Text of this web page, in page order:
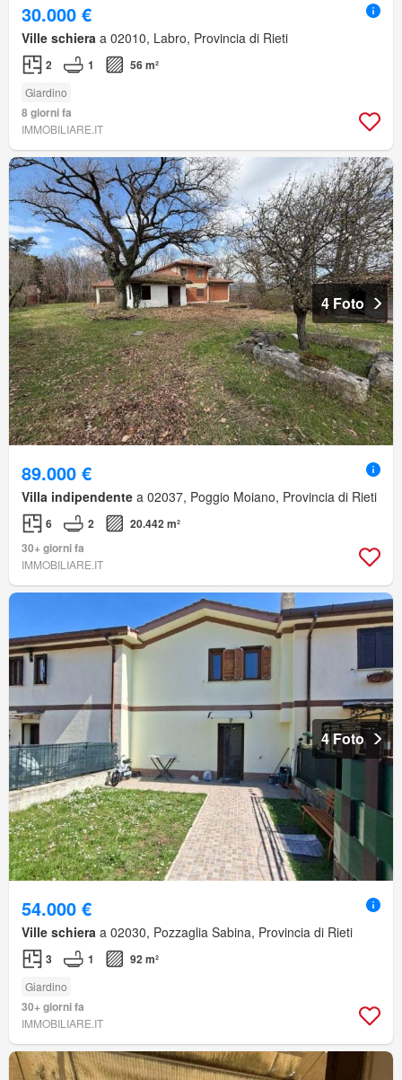
30.000 €
Ville schiera a 02010, Labro, Provincia di Rieti
2 1 56 m²
Giardino
8 giorni fa
IMMOBILIARE.IT
4 Foto
89.000 €
Villa indipendente a 02037, Poggio Moiano, Provincia di Rieti
6 2
20.442 m²
30+ giorni fa
IMMOBILIARE.IT
4 Foto
54.000 €
Ville schiera a 02030, Pozzaglia Sabina, Provincia di Rieti
3 1 92 m²
Giardino
30+ giorni fa
IMMOBILIARE.IT